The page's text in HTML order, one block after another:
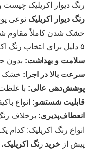
رنگ دیوار اکریلیک چیست
رنگ دیوار اکریلیک نوعی
خشک شدن کاملاً مقاوم
۵ دلیل برای انتخاب رنگ اکریلیک:
سلامت و بهداشت: بدون
سرعت بالا در اجرا: خشک
پوشش‌دهی عالی: با
قابلیت شستشو: انواع
انعطاف‌پذیری: برخلاف
انواع رنگ اکریلیک:
پیش ازخرید رنگ اکریلیک